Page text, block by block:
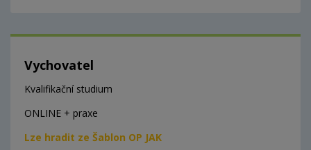
Vychovatel
Kvalifikační studium
ONLINE + praxe
Lze hradit ze Šablon OP JAK